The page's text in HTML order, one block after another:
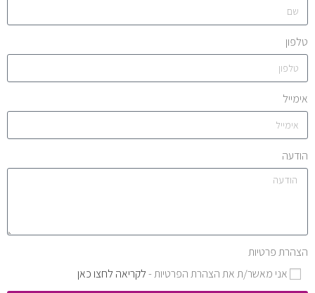
טלפון
אימייל
הודעה
הצהרת פרטיות
אני מאשר/ת את הצהרת הפרטיות -לקריאה לחצו כאן